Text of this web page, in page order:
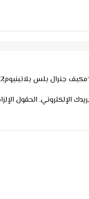
بلس بلاتينيوم12إسبليت بارد”
الإلكتروني. الحقول